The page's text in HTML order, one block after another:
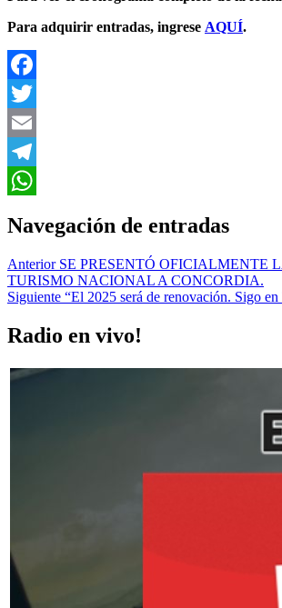
Para adquirir entradas, ingrese AQUÍ.
Facebook
Twitter
Email
Telegram
Navegación de entradas
AnteriorSE PRESENTÓ OFICIALMENTE
TURISMO NACIONAL A CONCORDIA.
Siguiente “El 2025 será de renovación. Sigo
Radio en vivo!